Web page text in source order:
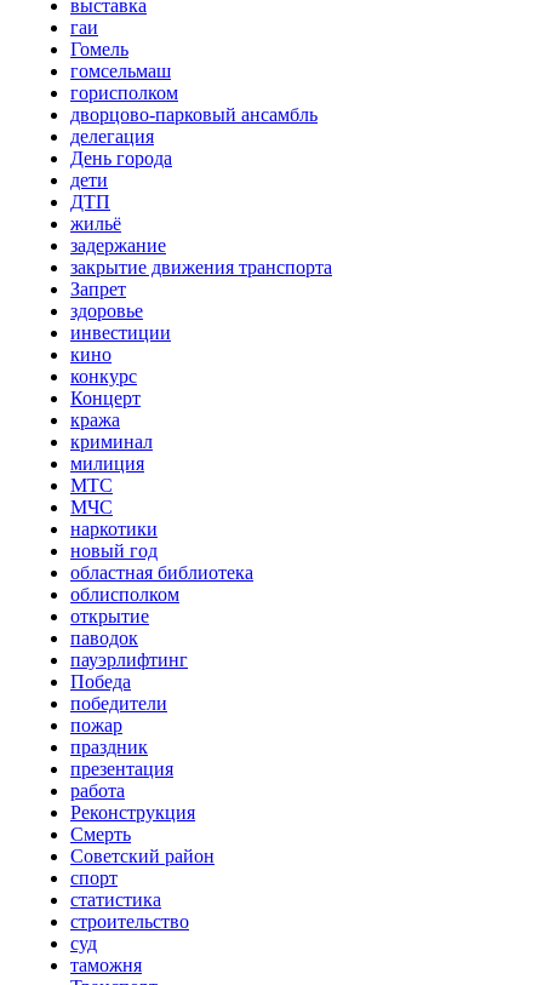
выставка
гаи
Гомель
гомсельмаш
горисполком
дворцово-парковый ансамбль
делегация
День города
дети
ДТП
жильё
задержание
закрытие движения транспорта
Запрет
здоровье
инвестиции
кино
конкурс
Концерт
кража
криминал
милиция
МТС
МЧС
наркотики
новый год
областная библиотека
облисполком
открытие
паводок
пауэрлифтинг
Победа
победители
пожар
праздник
презентация
работа
Реконструкция
Смерть
Советский район
спорт
статистика
строительство
суд
таможня